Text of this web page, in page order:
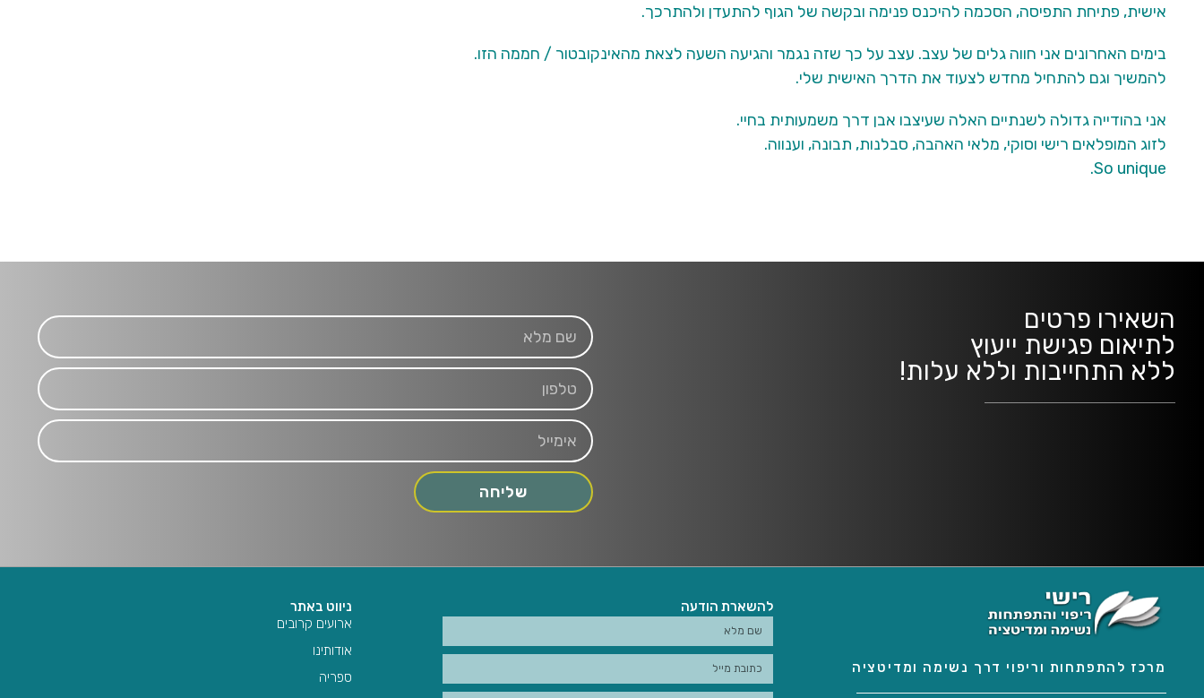
אישית, פתיחת התפיסה, הסכמה להיכנס פנימה ובקשה של הגוף להתעדן ולהתרכך.
בימים האחרונים אני חווה גלים של עצב. עצב על כך שזה נגמר והגיעה השעה לצאת מהאינקובטור / חממה הזו.
להמשיך וגם להתחיל מחדש לצעוד את הדרך האישית שלי.
אני בהודייה גדולה לשנתיים האלה שעיצבו אבן דרך משמעותית בחיי.
לזוג המופלאים רישי וסוקי, מלאי האהבה, סבלנות, תבונה, וענווה.
So unique.
השאירו פרטים
לתיאום פגישת ייעוץ
ללא התחייבות וללא עלות!
שליחה
מרכז להתפתחות וריפוי דרך נשימה ומדיטציה
להשארת הודעה
ניווט באתר
ארועים קרובים
אודותינו
ספריה